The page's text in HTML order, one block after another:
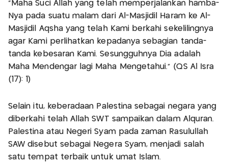
"Maha Suci Allah yang telah memperjalankan hamba-
Nya pada suatu malam dari Al-Masjidil Haram ke Al-
Masjidil Aqsha yang telah Kami berkahi sekelilingnya
agar Kami perlihatkan kepadanya sebagian tanda-
tanda kebesaran Kami. Sesungguhnya Dia adalah
Maha Mendengar lagi Maha Mengetahui." (QS Al Isra
(17): 1)
Selain itu, keberadaan Palestina sebagai negara yang
diberkahi telah Allah SWT sampaikan dalam Alquran.
Palestina atau Negeri Syam pada zaman Rasulullah
SAW disebut sebagai Negera Syam, menjadi salah
satu tempat terbaik untuk umat Islam.